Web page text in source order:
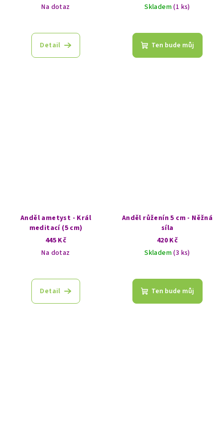
Na dotaz
Detail
Skladem(1 ks)
Ten bude můj
Anděl ametyst - Král
meditací (5 cm)
445 Kč
Na dotaz
Detail
Anděl růženín 5 cm - Něžná
síla
420 Kč
Skladem(3 ks)
Ten bude můj